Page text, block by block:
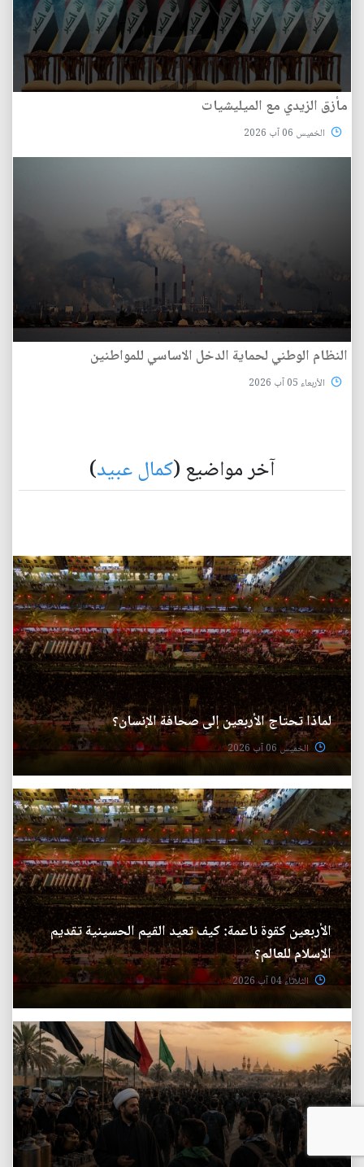
مأزق الزيدي مع الميليشيات
الخميس 06 آب 2026
النظام الوطني لحماية الدخل الاساسي للمواطنين
الأربعاء 05 آب 2026
آخر مواضيع (كمال عبيد)
لماذا تحتاج الأربعين إلى صحافة الإنسان؟
الخميس 06 آب 2026
الأربعين كقوة ناعمة: كيف تعيد القيم الحسينية تقديم
الإسلام للعالم؟
الثلاثاء 04 آب 2026